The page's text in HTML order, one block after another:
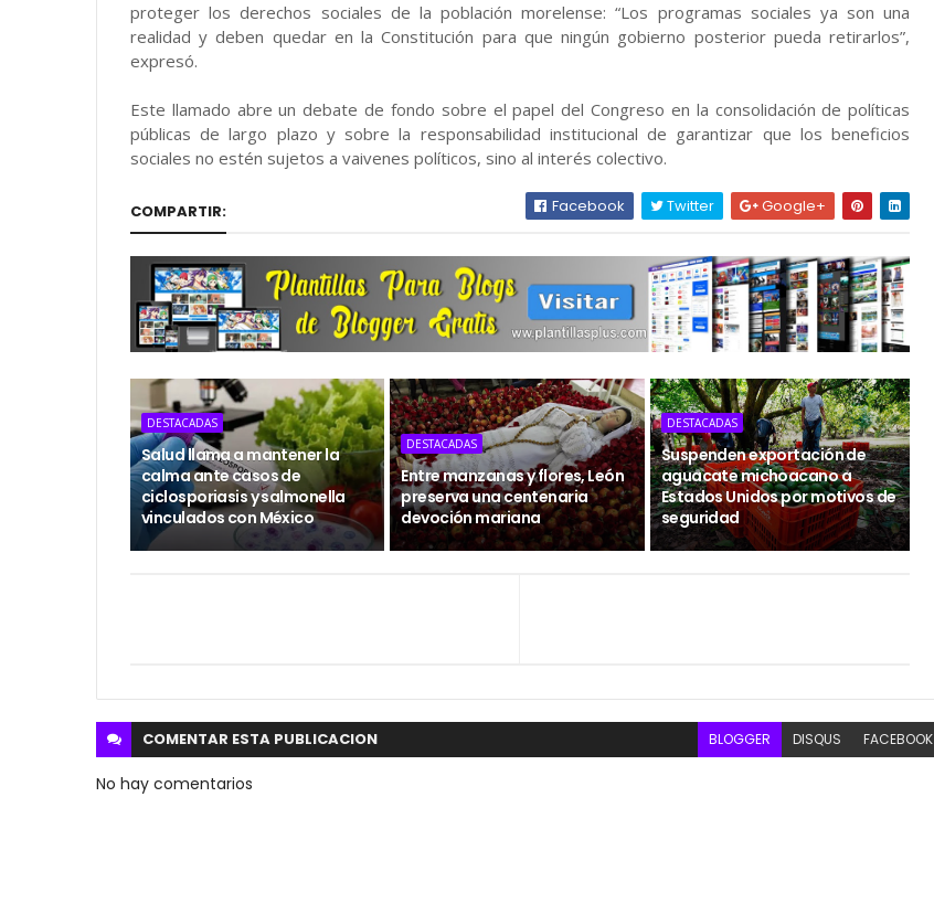
proteger los derechos sociales de la población morelense: “Los programas sociales ya son una
realidad y deben quedar en la Constitución para que ningún gobierno posterior pueda retirarlos”,
expresó.
Este llamado abre un debate de fondo sobre el papel del Congreso en la consolidación de políticas
públicas de largo plazo y sobre la responsabilidad institucional de garantizar que los beneficios
sociales no estén sujetos a vaivenes políticos, sino al interés colectivo.
COMPARTIR: Facebook Twitter Google+
DESTACADAS
Salud llama a mantener la
calma ante casos de
ciclosporiasis y salmonella
vinculados con México
DESTACADAS
Entre manzanas y flores, León
preserva una centenaria
devoción mariana
DESTACADAS
Suspenden exportación de
aguacate michoacano a
Estados Unidos por motivos de
seguridad
COMENTAR ESTA PUBLICACION BLOGGER DISQUS FACEBOOK
No hay comentarios